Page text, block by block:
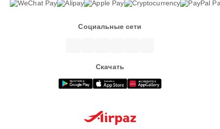
Социальные сети
Скачать